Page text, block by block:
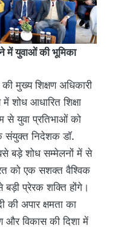
में युवाओं की भूमिका
मुख्य शिक्षण अधिकारी
शोध आधारित शिक्षा
से युवा प्रतिभाओं को
संयुक्त निदेशक डॉ.
बड़े शोध सम्मेलनों में से
को एक सशक्त वैश्विक
प्रेरक शक्ति होंगे।
की अपार क्षमता का
और विकास की दिशा में